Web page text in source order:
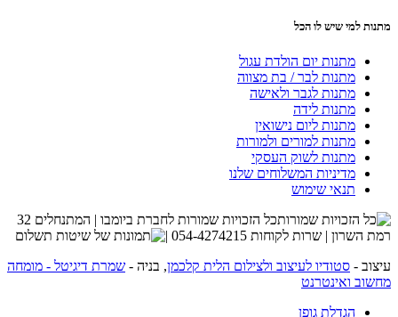
מתנות למי שיש לו הכל
מתנות יום הולדת עגול
מתנות לבר / בת מצווה
מתנות לגבר ולאישה
מתנות לידה
מתנות ליום נישואין
מתנות למורים ולמורות
מתנות לשוק העסקי
מדיניות המשלוחים שלנו
תנאי שימוש
כל הזכויות שמורות לחברת ביומבו | המתנחלים 32
רמת השרון | שרות לקוחות 054-4274215 |
עיצוב - סטודיו לעיצוב ולצילום הלית קלכמן, בניה - שמרת דיגיטל - מומחה
מחשוב ואינטרנט
הגדלת גופן